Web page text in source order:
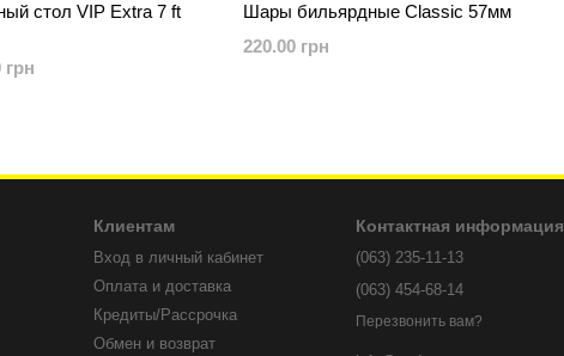
стол VIP Extra 7 ft
грн
Шары бильярдные Classic 57мм
220.00 грн
Клиентам
Вход в личный кабинет
Оплата и доставка
Кредиты/Рассрочка
Обмен и возврат
Контактная информация
(063) 235-11-13
(063) 454-68-14
Перезвонить вам?